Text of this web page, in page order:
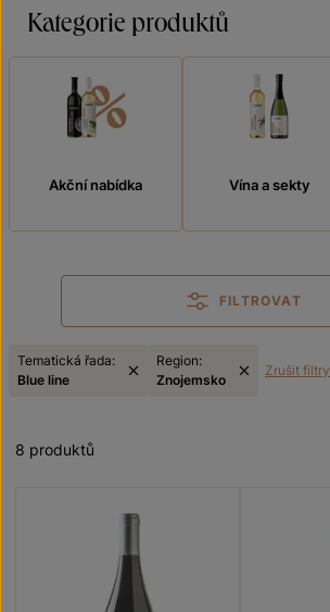
Kategorie produktů
Akční nabídka Vína a sekty
FILTROVAT
Tematická řada:
Blue line
Region:
Znojemsko
Zrušit filtry
8 produktů